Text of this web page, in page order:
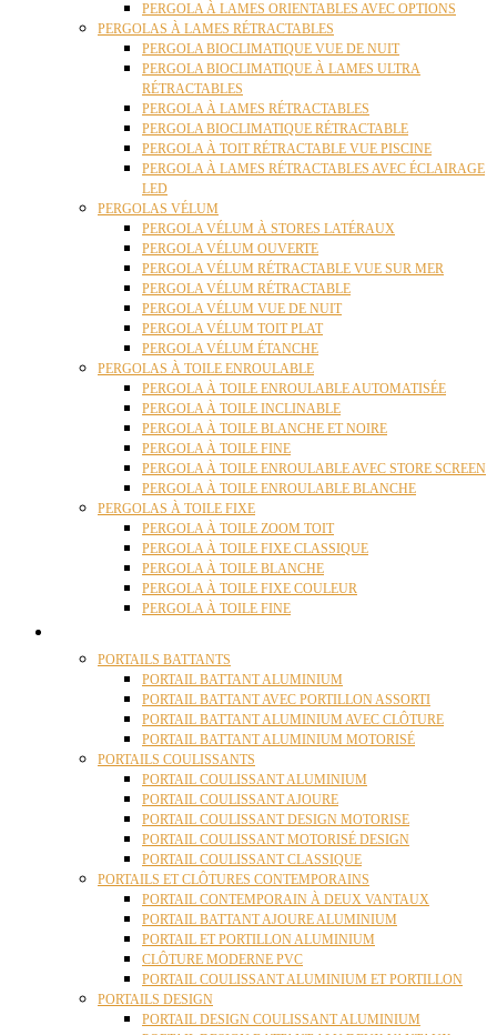
PERGOLA À LAMES ORIENTABLES AVEC OPTIONS
PERGOLAS À LAMES RÉTRACTABLES
PERGOLA BIOCLIMATIQUE VUE DE NUIT
PERGOLA BIOCLIMATIQUE À LAMES ULTRA
RÉTRACTABLES
PERGOLA À LAMES RÉTRACTABLES
PERGOLA BIOCLIMATIQUE RÉTRACTABLE
PERGOLA À TOIT RÉTRACTABLE VUE PISCINE
PERGOLA À LAMES RÉTRACTABLES AVEC ÉCLAIRAGE
LED
PERGOLAS VÉLUM
PERGOLA VÉLUM À STORES LATÉRAUX
PERGOLA VÉLUM OUVERTE
PERGOLA VÉLUM RÉTRACTABLE VUE SUR MER
PERGOLA VÉLUM RÉTRACTABLE
PERGOLA VÉLUM VUE DE NUIT
PERGOLA VÉLUM TOIT PLAT
PERGOLA VÉLUM ÉTANCHE
PERGOLAS À TOILE ENROULABLE
PERGOLA À TOILE ENROULABLE AUTOMATISÉE
PERGOLA À TOILE INCLINABLE
PERGOLA À TOILE BLANCHE ET NOIRE
PERGOLA À TOILE FINE
PERGOLA À TOILE ENROULABLE AVEC STORE SCREEN
PERGOLA À TOILE ENROULABLE BLANCHE
PERGOLAS À TOILE FIXE
PERGOLA À TOILE ZOOM TOIT
PERGOLA À TOILE FIXE CLASSIQUE
PERGOLA À TOILE BLANCHE
PERGOLA À TOILE FIXE COULEUR
PERGOLA À TOILE FINE
PORTAILS BATTANTS
PORTAIL BATTANT ALUMINIUM
PORTAIL BATTANT AVEC PORTILLON ASSORTI
PORTAIL BATTANT ALUMINIUM AVEC CLÔTURE
PORTAIL BATTANT ALUMINIUM MOTORISÉ
PORTAILS COULISSANTS
PORTAIL COULISSANT ALUMINIUM
PORTAIL COULISSANT AJOURE
PORTAIL COULISSANT DESIGN MOTORISE
PORTAIL COULISSANT MOTORISÉ DESIGN
PORTAIL COULISSANT CLASSIQUE
PORTAILS ET CLÔTURES CONTEMPORAINS
PORTAIL CONTEMPORAIN À DEUX VANTAUX
PORTAIL BATTANT AJOURE ALUMINIUM
PORTAIL ET PORTILLON ALUMINIUM
CLÔTURE MODERNE PVC
PORTAIL COULISSANT ALUMINIUM ET PORTILLON
PORTAILS DESIGN
PORTAIL DESIGN COULISSANT ALUMINIUM